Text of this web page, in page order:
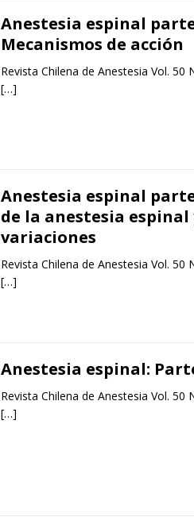
Anestesia espinal
Mecanismos de acción
Revista Chilena de Anestesia Vol. 50
[…]
Anestesia espinal
de la anestesia espinal
variaciones
Revista Chilena de Anestesia Vol. 50
[…]
Anestesia espinal:
Revista Chilena de Anestesia Vol. 50
[…]